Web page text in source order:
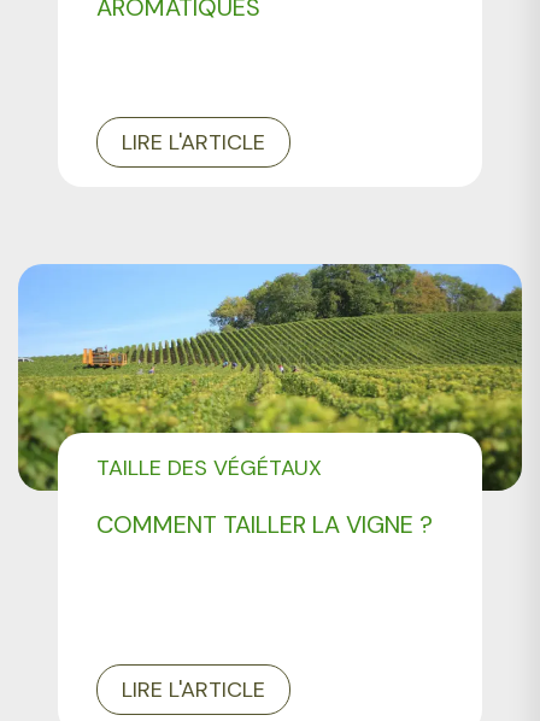
AROMATIQUES
LIRE L'ARTICLE
COMMENT TAILLER LA VIGNE ?
TAILLE DES VÉGÉTAUX
LIRE L'ARTICLE